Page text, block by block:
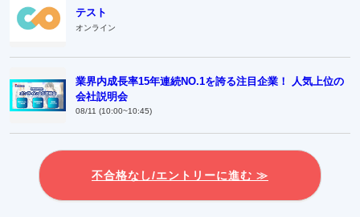
テスト
オンライン
業界内成長率15年連続NO.1を誇る注目企業！ 人気上位の
会社説明会
08/11 (10:00~10:45)
不合格なし/エントリーに進む ≫